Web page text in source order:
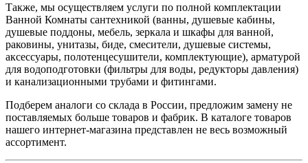
Также, мы осуществляем услуги по полной комплектации
Ванной Комнаты сантехникой (ванны, душевые кабины,
душевые поддоны, мебель, зеркала и шкафы для ванной,
раковины, унитазы, биде, смесители, душевые системы,
аксессуары, полотенцесушители, комплектующие), арматурой
для водоподготовки (фильтры для воды, редукторы давления)
и канализационными трубами и фитингами.
Подберем аналоги со склада в России, предложим замену не
поставляемых больше товаров и фабрик. В каталоге товаров
нашего интернет-магазина представлен не весь возможный
ассортимент.